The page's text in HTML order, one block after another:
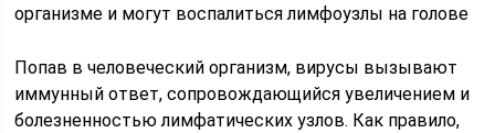
организме и могут воспалиться лимфоузлы на голове
Попав в человеческий организм, вирусы вызывают
иммунный ответ, сопровождающийся увеличением и
болезненностью лимфатических узлов. Как правило,